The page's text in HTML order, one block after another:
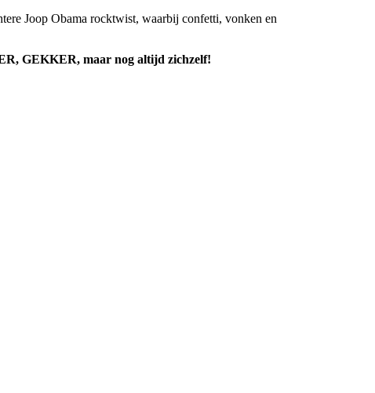
Joop Obama rocktwist, waarbij confetti, vonken en
GEKKER, maar nog altijd zichzelf!